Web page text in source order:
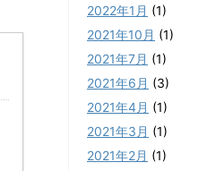
2022年1月 (1)
2021年10月 (1)
2021年7月 (1)
2021年6月 (3)
2021年4月 (1)
2021年3月 (1)
2021年2月 (1)